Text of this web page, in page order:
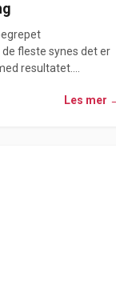
fleste synes det er
resultatet....
Les mer